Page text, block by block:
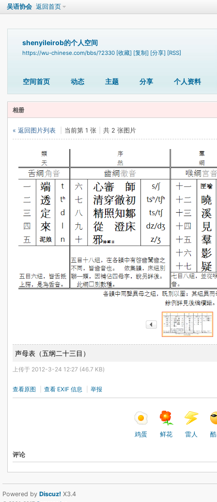
吴语协会 返回首页
shenyileirob的个人空间
https://wu-chinese.com/bbs/?2330 [收藏] [复制] [分享] [RSS]
空间首页 动态 主题 分享 个人资料
相册
« 返回图片列表 当前第 1 张 共 2 张图片
声母表（五纲二十三目）
上传于 2012-3-24 12:27 (46.7 KB)
查看原图 查看 EXIF 信息 举报
鸡蛋 鲜花 雷人
评论
Powered by Discuz! X3.4